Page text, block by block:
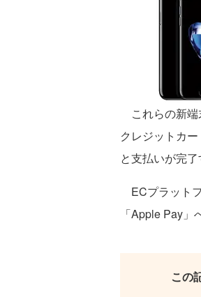
これらの新端
クレジットカ
と支払いが完
ECプラット
「Apple Pay」
この